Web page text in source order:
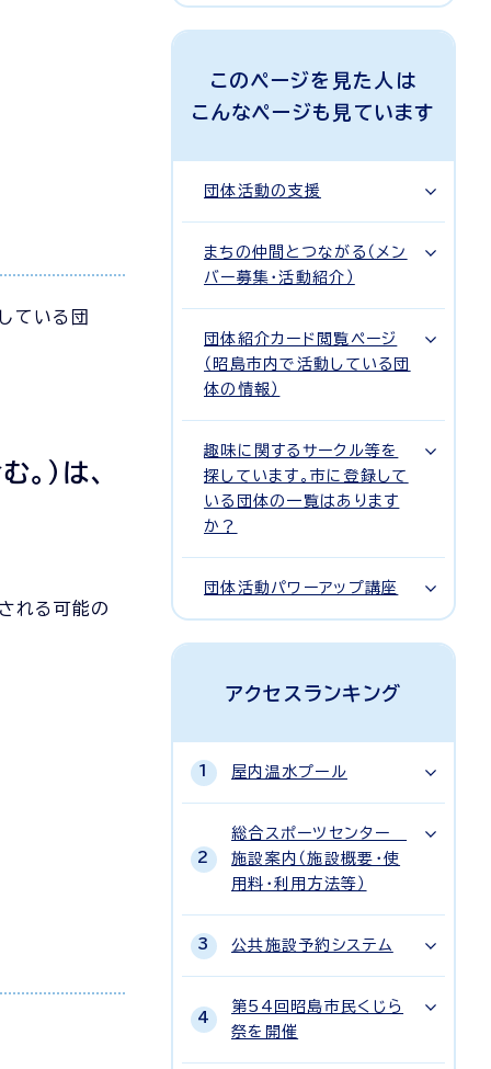
ている団
）は、
れる可能の
このページを見た人は
こんなページも見ています
団体活動の支援
まちの仲間とつながる（メン
バー募集・活動紹介）
団体紹介カード閲覧ページ
（昭島市内で活動している団
体の情報）
趣味に関するサークル等を
探しています。市に登録して
いる団体の一覧はあります
か？
団体活動パワーアップ講座
アクセスランキング
屋内温水プール
総合スポーツセンター
施設案内（施設概要・使
用料・利用方法等）
公共施設予約システム
第54回昭島市民くじら
祭を開催